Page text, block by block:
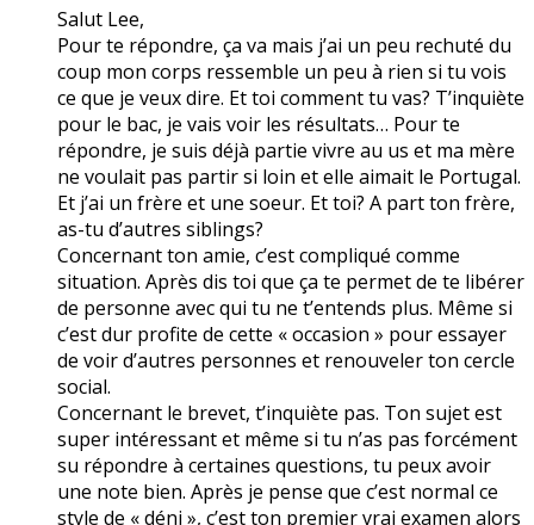
Salut Lee,
Pour te répondre, ça va mais j’ai un peu rechuté du
coup mon corps ressemble un peu à rien si tu vois
ce que je veux dire. Et toi comment tu vas? T’inquiète
pour le bac, je vais voir les résultats… Pour te
répondre, je suis déjà partie vivre au us et ma mère
ne voulait pas partir si loin et elle aimait le Portugal.
Et j’ai un frère et une soeur. Et toi? A part ton frère,
as-tu d’autres siblings?
Concernant ton amie, c’est compliqué comme
situation. Après dis toi que ça te permet de te libérer
de personne avec qui tu ne t’entends plus. Même si
c’est dur profite de cette « occasion » pour essayer
de voir d’autres personnes et renouveler ton cercle
social.
Concernant le brevet, t’inquiète pas. Ton sujet est
super intéressant et même si tu n’as pas forcément
su répondre à certaines questions, tu peux avoir
une note bien. Après je pense que c’est normal ce
style de « déni », c’est ton premier vrai examen alors